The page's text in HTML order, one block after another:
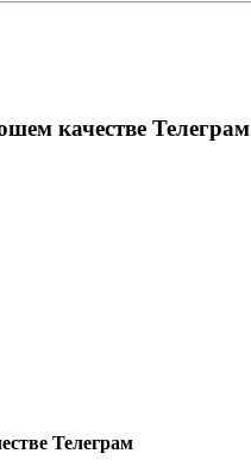
качестве Телеграм
Телеграм